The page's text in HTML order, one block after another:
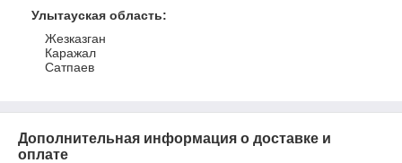
Улытауская область:
Жезказган
Каражал
Сатпаев
Дополнительная информация о доставке и
оплате